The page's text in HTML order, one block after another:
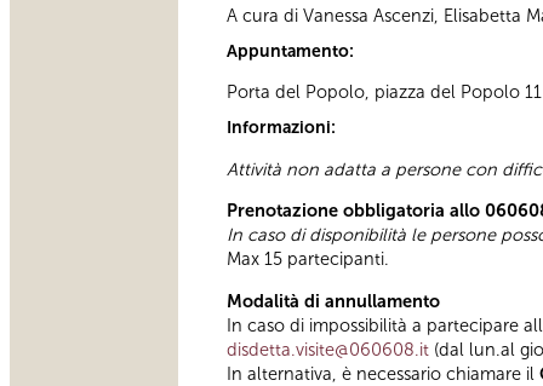
A cura di Vanessa Ascenzi, Elisabetta
Appuntamento:
Porta del Popolo, piazza del Popolo
Informazioni:
Attività non adatta a persone con
Prenotazione obbligatoria allo
In caso di disponibilità le persone
Max 15 partecipanti.
Modalità di annullamento
In caso di impossibilità a partecipare
disdetta.visite@060608.it (dal lun.al
In alternativa, è necessario chiamare il